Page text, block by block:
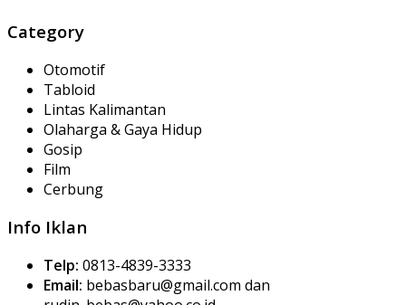
Category
Otomotif
Tabloid
Lintas Kalimantan
Olaharga & Gaya Hidup
Gosip
Film
Cerbung
Info Iklan
Telp: 0813-4839-3333
Email: bebasbaru@gmail.com dan